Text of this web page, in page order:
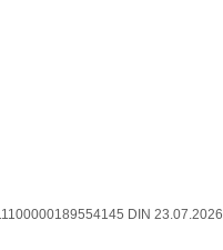
DIN 23.07.2026